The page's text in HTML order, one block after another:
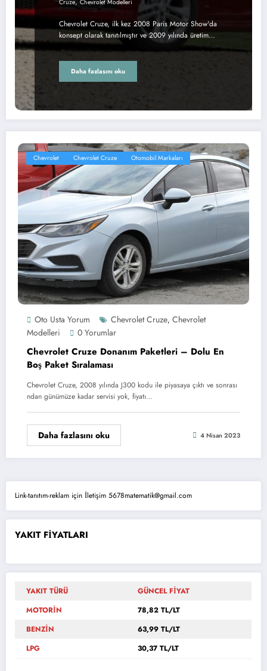
Cruze Chevrolet Modelleri
Chevrolet Cruze, ilk kez 2008 Paris Motor Show'da
konsept olarak tanıtılmıştır ve 2009 yılında üretim…
Daha fazlasını oku
Chevrolet Chevrolet Cruze Otomobil Markaları
Oto Usta Yorum Chevrolet Cruze, Chevrolet
Modelleri
0 Yorumlar
Chevrolet Cruze Donanım Paketleri – Dolu En
Boş Paket Sıralaması
Chevrolet Cruze, 2008 yılında J300 kodu ile piyasaya çıktı ve sonrası
ndan günümüze kadar servisi yok, fiyatı…
Daha fazlasını oku 4 Nisan 2023
Link-tanıtım-reklam için İletişim 5678matematik@gmail.com
YAKIT FİYATLARI
YAKIT TÜRÜ
GÜNCEL FİYAT
MOTORİN
78,82 TL/LT
BENZİN
63,99 TL/LT
LPG
30,37 TL/LT